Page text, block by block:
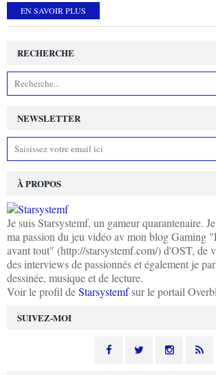
EN SAVOIR PLUS
NEWSLETTER
SUIVEZ-MOI
RECHERCHE
À PROPOS
Je suis Starsystemf, un gameur quarantenaire.
ma passion du jeu vidéo av mon blog Gaming
avant tout" (http://starsystemf.com/) d'OST, de
des interviews de passionnés et également je
dessinée, musique et de lecture.
Voir le profil deStarsystemfsur le portail